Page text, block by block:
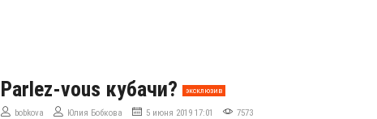
Parlez-vous кубачи? эксклюзив
bobkova Юлия Бобкова 5 июня 2019 17:01 7573